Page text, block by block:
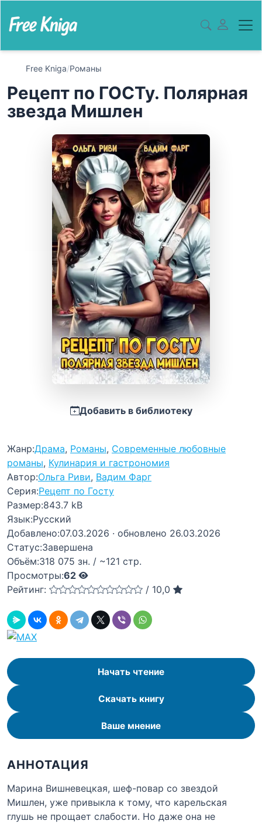
Free Kniga/Романы
Рецепт по ГОСТу. Полярная
звезда Мишлен
Добавить в библиотеку
Жанр:Драма, Романы, Современные любовные
романы, Кулинария и гастрономия
Автор:Ольга Риви, Вадим Фарг
Серия:Рецепт по Госту
Размер:843.7 kB
Язык:Русский
Добавлено:07.03.2026 · обновлено 26.03.2026
Статус:Завершена
Объём:318 075 зн. / ~121 стр.
Просмотры:62
Рейтинг:
/ 10,0
Начать чтение
Скачать книгу
Ваше мнение
АННОТАЦИЯ
Марина Вишневецкая, шеф-повар со звездой
Мишлен, уже привыкла к тому, что карельская
глушь не прощает слабости. Но даже она не